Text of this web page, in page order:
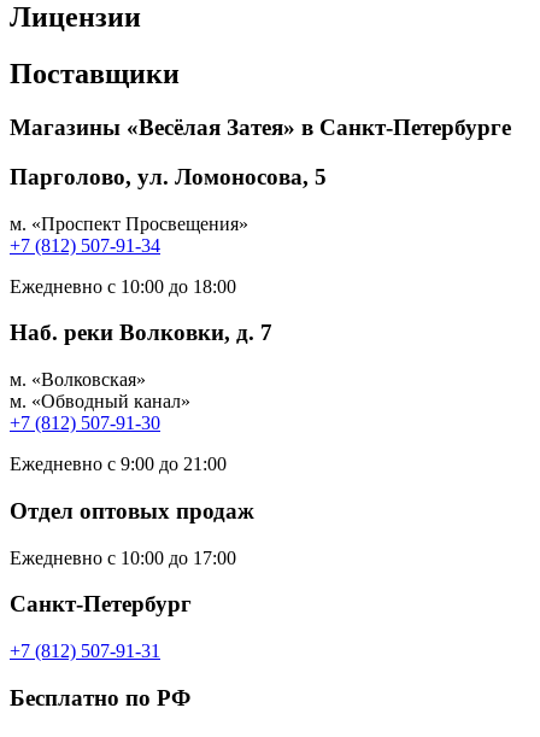
Лицензии
Поставщики
Магазины «Весёлая Затея» в Санкт-Петербурге
Парголово, ул. Ломоносова, 5
м. «Проспект Просвещения»
+7 (812) 507-91-34
Ежедневно с 10:00 до 18:00
Наб. реки Волковки, д. 7
м. «Волковская»
м. «Обводный канал»
+7 (812) 507-91-30
Ежедневно с 9:00 до 21:00
Отдел оптовых продаж
Ежедневно с 10:00 до 17:00
Санкт-Петербург
+7 (812) 507-91-31
Бесплатно по РФ